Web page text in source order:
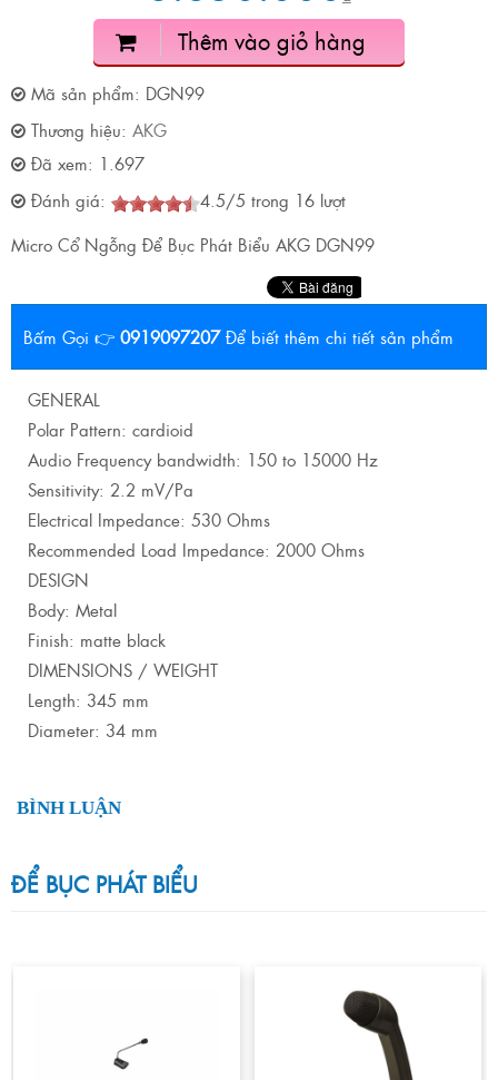
Thêm vào giỏ hàng
Mã sản phẩm: DGN99
Thương hiệu: AKG
Đã xem: 1.697
Đánh giá:
4.5/5 trong 16 lượt
Micro Cổ Ngỗng Để Bục Phát Biểu AKG DGN99
Bấm Gọi 👉 0919097207 Để biết thêm chi tiết sản phẩm
GENERAL
Polar Pattern: cardioid
Audio Frequency bandwidth: 150 to 15000 Hz
Sensitivity: 2.2 mV/Pa
Electrical Impedance: 530 Ohms
Recommended Load Impedance: 2000 Ohms
DESIGN
Body: Metal
Finish: matte black
DIMENSIONS / WEIGHT
Length: 345 mm
Diameter: 34 mm
BÌNH LUẬN
ĐỂ BỤC PHÁT BIỂU